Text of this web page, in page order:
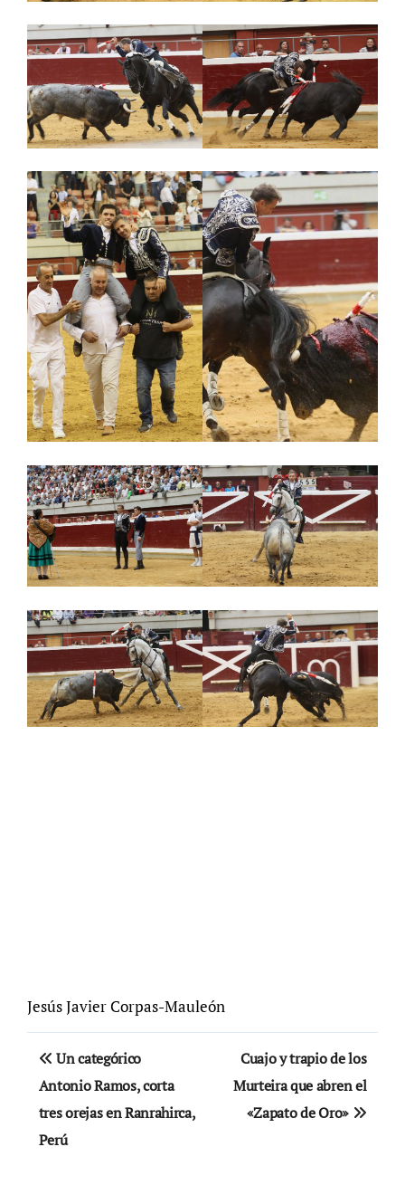
Jesús Javier Corpas-Mauleón
Navegación
de
entradas
Un categórico
Antonio Ramos, corta
tres orejas en Ranrahirca,
Perú
Cuajo y trapio de los
Murteira que abren el
«Zapato de Oro»